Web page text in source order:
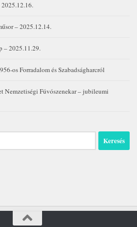
– 2025.12.14.
– 2025.11.29.
os Forradalom és Szabadságharcról
Nemzetiségi Fúvószenekar – jubileumi